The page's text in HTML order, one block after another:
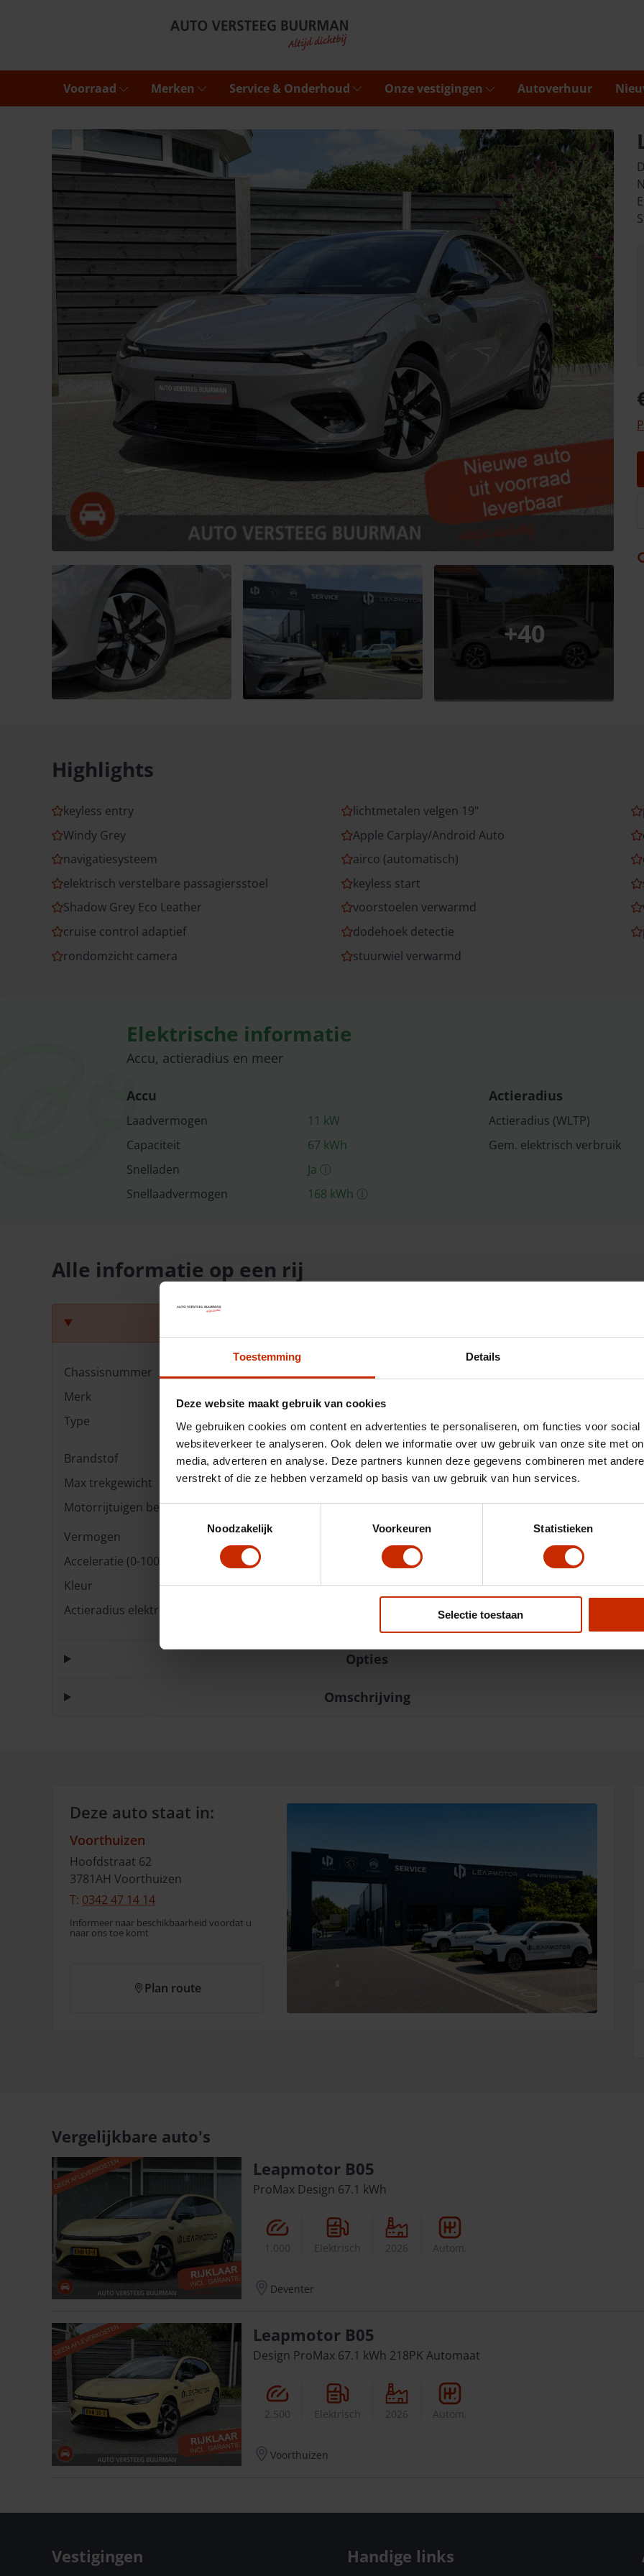
Toestemming Details
Deze website maakt gebruik van cookies
We gebruiken cookies om content en advertenties te personaliseren, om functies voor social
websiteverkeer te analyseren. Ook delen we informatie over uw gebruik van onze site met
media, adverteren en analyse. Deze partners kunnen deze gegevens combineren met
verstrekt of die ze hebben verzameld op basis van uw gebruik van hun services.
Noodzakelijk
Voorkeuren Statistieken
Selectie toestaan
Voorraad Merken Service & Onderhoud Onze vestigingen Autoverhuur
+40
Highlights
keyless entry lichtmetalen velgen 19"
Windy Grey
Apple Carplay/Android Auto
navigatiesysteem
airco (automatisch)
elektrisch verstelbare passagiersstoel
keyless start
Shadow Grey Eco Leather
voorstoelen verwarmd
cruise control adaptief
dodehoek detectie
rondomzicht camera
stuurwiel verwarmd
Elektrische informatie
Accu, actieradius en meer
Accu
Laadvermogen 11 kW
Capaciteit
67 kWh
Snelladen
Ja ⓘ
Snellaad­vermogen
168 kWh ⓘ
Actieradius
Actieradius (WLTP)
Gem. elektrisch verbruik
Alle informatie op een rij
Chassisnummer
Merk
Leapmotor Model
Type
Design ProMax 67.1 kWh
218PK Automaat
Transmissie Automaat
Brandstof Elektrisch Gewicht
1755 kg
Max trekgewicht
0 kg C02 uitstoot
0 g/km
Motorrijtuigen belasting
€ 233 - 255 per kwartaal Energielabel
Vermogen
218 pk Topsnelheid
170 km/u
Acceleratie (0-100km)
6.7 s Kleur
Windy Grey
Kleur
Grijs Interieurkleur
Shadow Grey Eco
Actieradius elektrisch
BTW
Opties
Omschrijving
Deze auto staat in:
Voorthuizen
Hoofdstraat 62
3781AH Voorthuizen
T: 0342 47 14 14
Informeer naar beschikbaarheid voordat u
naar ons toe komt
Plan route
Vergelijkbare auto's
Leapmotor B05
ProMax Design 67.1 kWh
1.000 Elektrisch 2026 Autom.
Deventer
Leapmotor B05
Design ProMax 67.1 kWh 218PK Automaat
2.500 Elektrisch 2026 Autom.
Voorthuizen
Vestigingen Handige links